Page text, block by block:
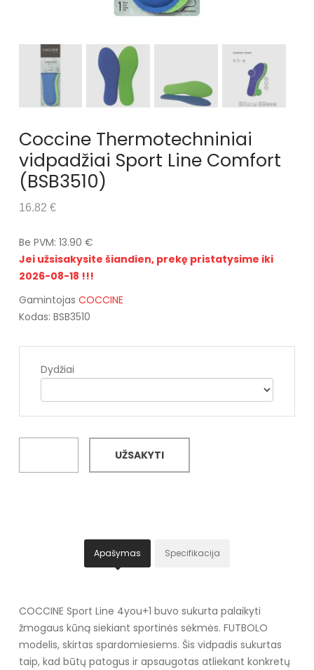
Coccine Thermotechniniai
vidpadžiai Sport Line Comfort
(BSB3510)
16.82 €
Be PVM: 13.90 €
Jei užsisakysite šiandien, prekę pristatysime iki
2026-08-18 !!!
Gamintojas COCCINE
Kodas: BSB3510
Dydžiai
UŽSAKYTI
Apašymas Specifikacija
COCCINE Sport Line 4you+1 buvo sukurta palaikyti
žmogaus kūną siekiant sportinės sėkmės. FUTBOLO
modelis, skirtas spardomiesiems. Šis vidpadis sukurtas
taip, kad būtų patogus ir apsaugotas atliekant konkretų